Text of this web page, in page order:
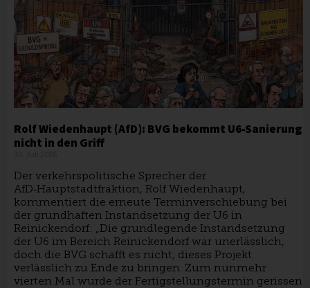
Rolf Wiedenhaupt (AfD): BVG bekommt U6-Sanierung
nicht in den Griff
Der verkehrspolitische Sprecher der
AfD‑Hauptstadtfraktion, Rolf Wiedenhaupt,
kommentiert die erneute Terminverschiebung bei
der grundhaften Instandsetzung der U6 in
Reinickendorf: „Die grundlegende Instandsetzung
der U6 im Bereich Reinickendorf war unerlässlich,
doch die BVG schafft es nicht, dieses Projekt
verlässlich zu Ende zu bringen. Zum nunmehr
vierten Mal wurde der Fertigstellungstermin gerissen